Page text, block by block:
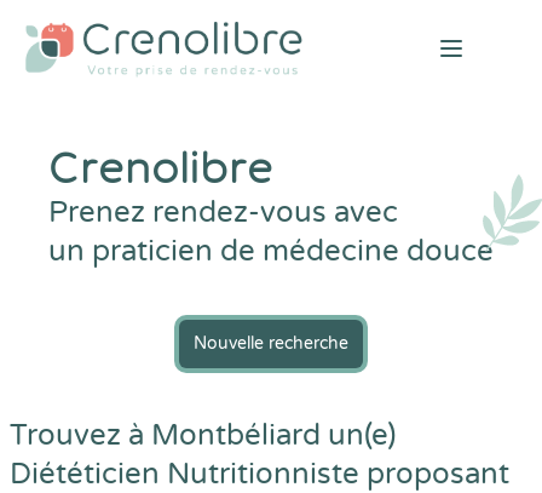
Open
Crenolibre
Prenez rendez-vous avec
un praticien de médecine douce
Nouvelle recherche
Trouvez à Montbéliard un(e)
Diététicien Nutritionniste proposant